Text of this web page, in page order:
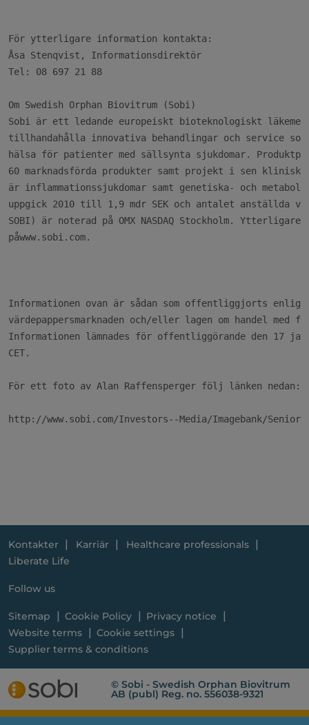
För ytterligare information kontakta:
Åsa Stenqvist, Informationsdirektör
Tel: 08 697 21 88
Om Swedish Orphan Biovitrum (Sobi)
Sobi är ett ledande europeiskt bioteknologiskt
tillhandahålla innovativa behandlingar och service
hälsa för patienter med sällsynta sjukdomar.
60 marknadsförda produkter samt projekt i sen klinisk
är inflammationssjukdomar samt genetiska- och
uppgick 2010 till 1,9 mdr SEK och antalet anställda
SOBI) är noterad på OMX NASDAQ Stockholm.
påwww.sobi.com.
Informationen ovan är sådan som offentliggjorts enligt
värdepappersmarknaden och/eller lagen om handel
Informationen lämnades för offentliggörande den 17
CET.
För ett foto av Alan Raffensperger följ länken nedan:
http://www.sobi.com/Investors--Media/Imagebank/Senior-
Kontakter Karriär
Healthcare professionals
Liberate Life
Follow us
Sitemap Cookie Policy
Privacy notice
Website terms
Cookie settings
Supplier terms & conditions
© Sobi - Swedish Orphan Biovitrum
AB (publ) Reg. no. 556038-9321